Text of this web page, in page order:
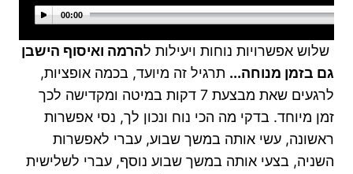
00:00
שלוש אפשרויות נוחות ויעילות להרמה ואיסוף הישבן
גם בזמן מנוחה... תרגיל זה מיועד, בכמה אופציות,
לרגעים שאת מבצעת 7 דקות במיטה ומקדישה לכך
זמן מיוחד. בדקי מה הכי נוח ונכון לך, נסי אפשרות
ראשונה, עשי אותה במשך שבוע, עברי לאפשרות
השניה, בצעי אותה במשך שבוע נוסף, עברי לשלישית